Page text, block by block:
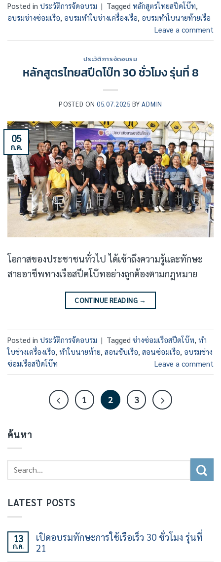
Posted in ประวัติการจัดอบรม | Tagged หลักสูตรไทยสปีดโบ๊ท,
อบรมช่างซ่อมเรือ, อบรมทำใบช่างเครื่องเรือ, อบรมทำใบนายท้ายเรือ
Leave a comment
ประวัติการจัดอบรม
หลักสูตรไทยสปีดโบ๊ท 30 ชั่วโมง รุ่นที่ 8
POSTED ON05.07.2025 BYADMIN
05
ก.ค.
โอกาสของประชาชนทั่วไป ได้เข้าถึงความรู้และทักษะ
สายอาชีพทางเรือสปีดโบ๊ทอย่างถูกต้องตามกฎหมาย
CONTINUE READING →
Posted in ประวัติการจัดอบรม | Tagged ช่างซ่อมเรือสปีดโบ๊ท, ทำ
ใบช่างเครื่องเรือ, ทำใบนายท้าย, สอนขับเรือ, สอนซ่อมเรือ, อบรมช่าง
ซ่อมเรือสปีดโบ๊ท
Leave a comment
1 2 3
ค้นหา
LATEST POSTS
13
ก.ค.
เปิดอบรมทักษะการใช้เรือเร็ว 30 ชั่วโมง รุ่นที่
21